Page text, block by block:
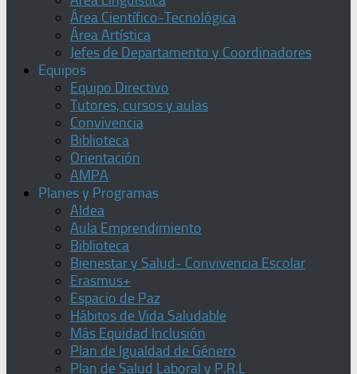
Área Científico-Tecnológica
Área Artística
Jefes de Departamento y Coordinadores
Equipos
Equipo Directivo
Tutores, cursos y aulas
Convivencia
Biblioteca
Orientación
AMPA
Planes y Programas
Aldea
Aula Emprendimiento
Biblioteca
Bienestar y Salud- Convivencia Escolar
Erasmus+
Espacio de Paz
Hábitos de Vida Saludable
Más Equidad Inclusión
Plan de Igualdad de Género
Plan de Salud Laboral y P.R.L